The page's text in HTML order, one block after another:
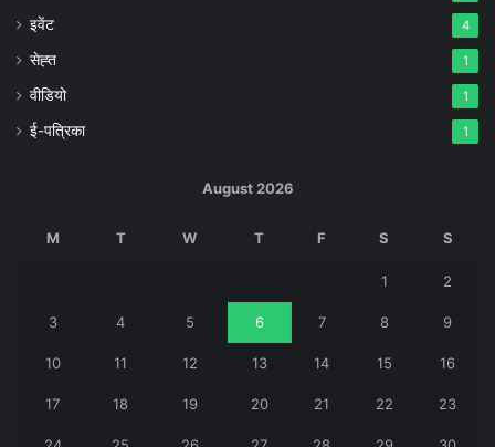
इवेंट 4
सेह्त 1
वीडियो 1
ई-पत्रिका 1
August 2026
M T W T F S S
1 2
3 4 5 6 7 8 9
10 11 12 13 14 15 16
17 18 19 20 21 22 23